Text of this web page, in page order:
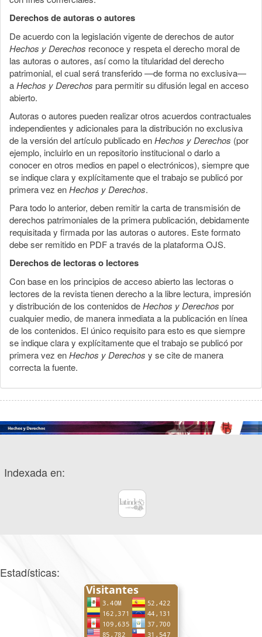
Derechos de autoras o autores
De acuerdo con la legislación vigente de derechos de autor
Hechos y Derechos reconoce y respeta el derecho moral de
las autoras o autores, así como la titularidad del derecho
patrimonial, el cual será transferido —de forma no exclusiva—
aHechos y Derechos para permitir su difusión legal en acceso
abierto.
Autoras o autores pueden realizar otros acuerdos contractuales
independientes y adicionales para la distribución no exclusiva
de la versión del artículo publicado enHechos y Derechos (por
ejemplo, incluirlo en un repositorio institucional o darlo a
conocer en otros medios en papel o electrónicos), siempre que
se indique clara y explícitamente que el trabajo se publicó por
primera vez enHechos y Derechos.
Para todo lo anterior, deben remitir la carta de transmisión de
derechos patrimoniales de la primera publicación, debidamente
requisitada y firmada por las autoras o autores. Este formato
debe ser remitido en PDF a través de la plataforma OJS.
Derechos de lectoras o lectores
Con base en los principios de acceso abierto las lectoras o
lectores de la revista tienen derecho a la libre lectura, impresión
y distribución de los contenidos deHechos y Derechos por
cualquier medio, de manera inmediata a la publicación en línea
de los contenidos. El único requisito para esto es que siempre
se indique clara y explícitamente que el trabajo se publicó por
primera vez enHechos y Derechos y se cite de manera
correcta la fuente.
Indexada en:
Estadísticas: